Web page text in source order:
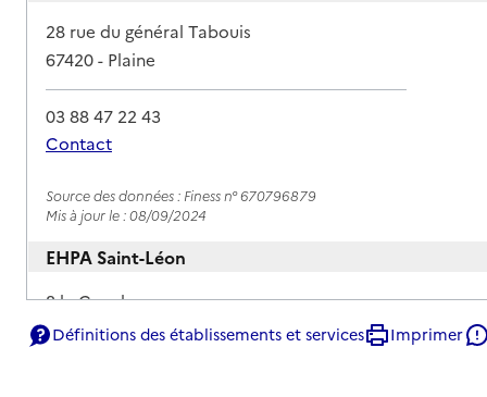
Adresse
28 rue du général Tabouis
67420- Plaine
03 88 47 22 43
Contact
Source des données : Finess n° 670796879
Mis à jour le : 08/09/2024
EHPA Saint-Léon
Adresse
8 le Canal
67120-Wolxheim
Définitions des établissements et services Imprimer